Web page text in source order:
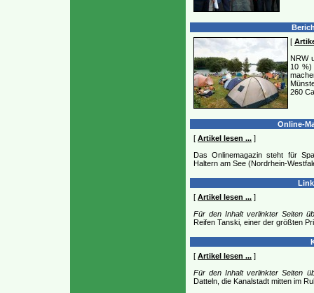
[
NRW
10 %)
260
Online-
[ Artikel lesen ... ]
Das Onlinemagazin steht für
Haltern am See (Nordrhein-
[ Artikel lesen ... ]
Für den Inhalt verlinkter Seiten
Reifen Tanski, einer der größten
[ Artikel lesen ... ]
Für den Inhalt verlinkter Seiten
Datteln, die Kanalstadt mitten im